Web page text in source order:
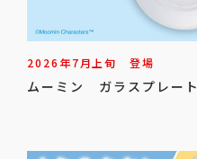
2026年7月上旬 登場
ムーミン ガラスプレート